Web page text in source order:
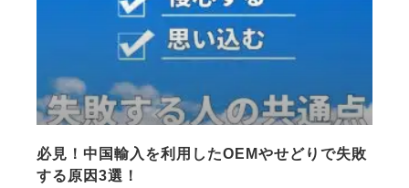
必見！中国輸入を利用したOEMやせどりで失敗
する原因3選！